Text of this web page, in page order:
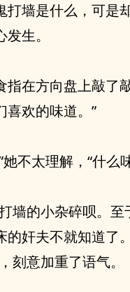
打墙是什么，可是
生。
指在方向盘上敲了
喜欢的味道。”
她不太理解，“什么
墙的小杂碎呗。
的奸夫不就知道了
刻意加重了语气。